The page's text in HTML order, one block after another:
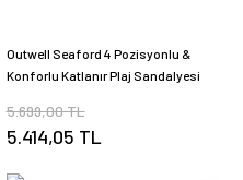
Outwell Seaford 4 Pozisyonlu &
Konforlu Katlanır Plaj Sandalyesi
5.699,00 TL
5.414,05 TL